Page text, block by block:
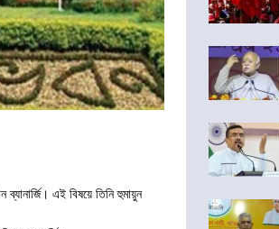
এই বিষয়ে তিনি হুমায়ুন